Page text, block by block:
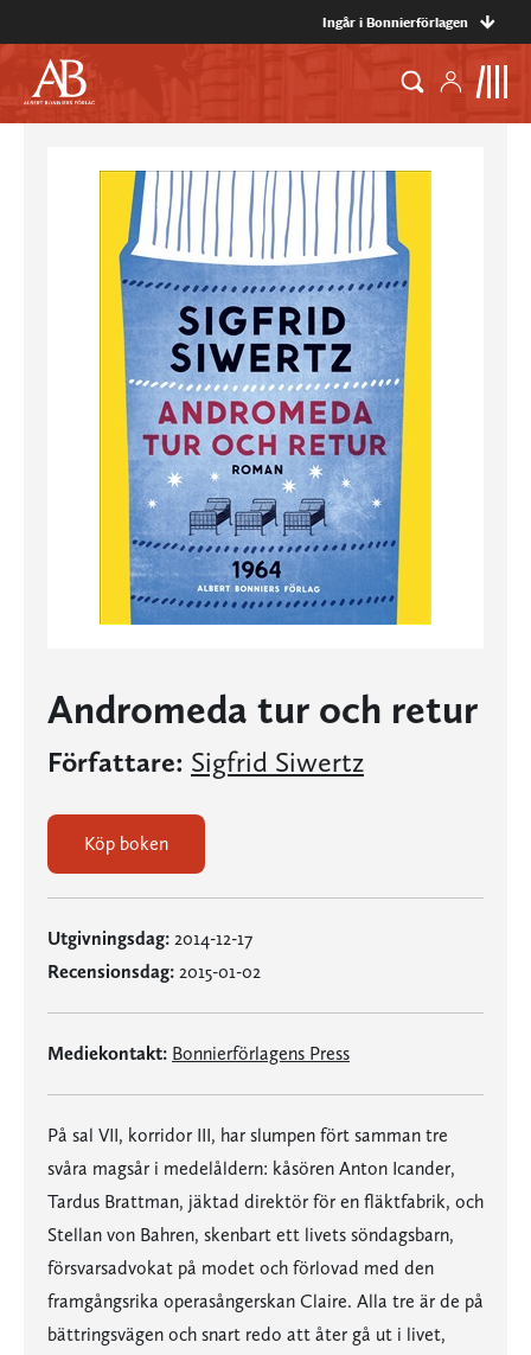
Ingår i Bonnierförlagen
Andromeda tur och retur
Författare: Sigfrid Siwertz
Köp boken
Utgivningsdag: 2014-12-17
Recensionsdag: 2015-01-02
Mediekontakt: Bonnierförlagens Press
På sal VII, korridor III, har slumpen fört samman tre
svåra magsår i medelåldern: kåsören Anton Icander,
Tardus Brattman, jäktad direktör för en fläktfabrik, och
Stellan von Bahren, skenbart ett livets söndagsbarn,
försvarsadvokat på modet och förlovad med den
framgångsrika operasångerskan Claire. Alla tre är de på
bättringsvägen och snart redo att åter gå ut i livet,